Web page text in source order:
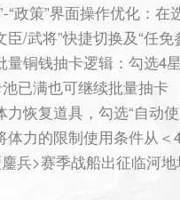
策”界面操作优化：在
臣/武将”快捷切换及“任免
铜钱抽卡逻辑：勾选4
已满也可继续批量抽卡
恢复道具，勾选“自动使
体力的限制使用条件从＜
>赛季战船出征临河地